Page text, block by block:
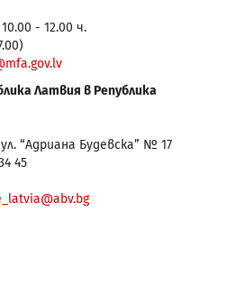
- 12.00 ч.
Латвия в Република
“Адриана Будевска” № 17
45